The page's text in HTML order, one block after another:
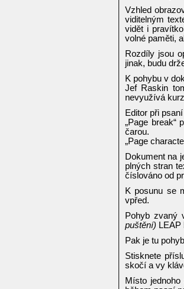
Vzhled
viditelným
vidět i
volné paměti,
Rozdíly jsou
jinak, budu
K pohybu v
Jef Raskin
nevyužívá
Editor při
„Page break“
čarou.
„Page
Dokument na
plných stran
číslováno od
K posunu se
vpřed.
Pohyb zvaný
puštění)
Pak je tu
Stisknete
skočí a vy
Místo